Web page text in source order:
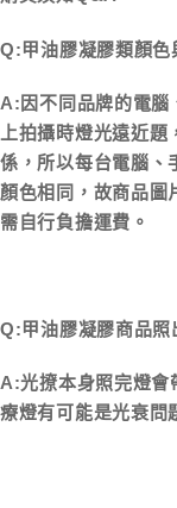
Q:甲油膠凝膠類顏
A:因不同品牌的電腦
上拍攝時燈光遠近
係，所以每台電腦、
顏色相同，故商品圖
需自行負擔運費。
Q:甲油膠凝膠商品
A:光撩本身照完燈會
療燈有可能是光衰問